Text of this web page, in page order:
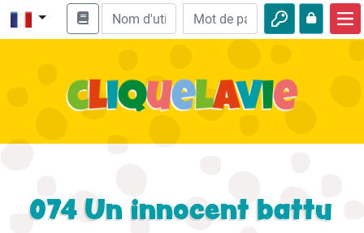
Enseignement biblique
074 Un innocent battu